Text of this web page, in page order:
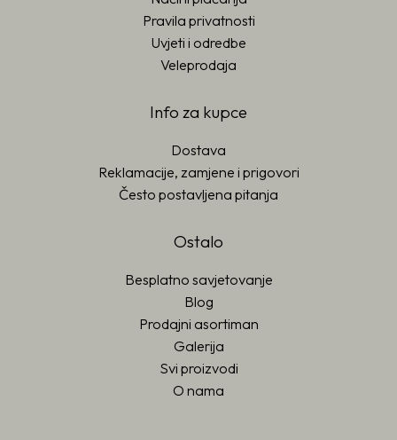
Pravila privatnosti
Uvjeti i odredbe
Veleprodaja
Info za kupce
Dostava
Reklamacije, zamjene i prigovori
Često postavljena pitanja
Ostalo
Besplatno savjetovanje
Blog
Prodajni asortiman
Galerija
Svi proizvodi
O nama